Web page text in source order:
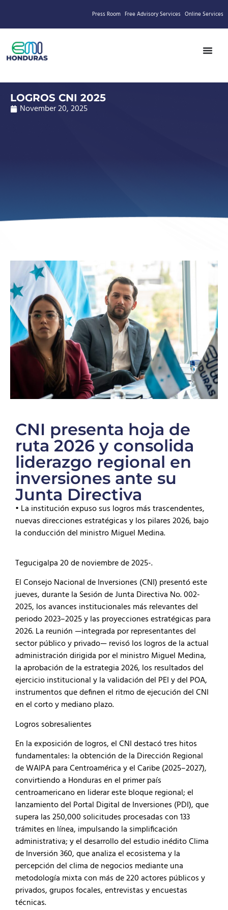
Press Room Free Advisory Services Online Services
LOGROS CNI 2025
November 20, 2025
CNI presenta hoja de
ruta 2026 y consolida
liderazgo regional en
inversiones ante su
Junta Directiva
• La institución expuso sus logros más trascendentes,
nuevas direcciones estratégicas y los pilares 2026, bajo
la conducción del ministro Miguel Medina.
Tegucigalpa 20 de noviembre de 2025-.
El Consejo Nacional de Inversiones (CNI) presentó este
jueves, durante la Sesión de Junta Directiva No. 002-
2025, los avances institucionales más relevantes del
periodo 2023–2025 y las proyecciones estratégicas para
2026. La reunión —integrada por representantes del
sector público y privado— revisó los logros de la actual
administración dirigida por el ministro Miguel Medina,
la aprobación de la estrategia 2026, los resultados del
ejercicio institucional y la validación del PEI y del POA,
instrumentos que definen el ritmo de ejecución del CNI
en el corto y mediano plazo.
Logros sobresalientes
En la exposición de logros, el CNI destacó tres hitos
fundamentales: la obtención de la Dirección Regional
de WAIPA para Centroamérica y el Caribe (2025–2027),
convirtiendo a Honduras en el primer país
centroamericano en liderar este bloque regional; el
lanzamiento del Portal Digital de Inversiones (PDI), que
supera las 250,000 solicitudes procesadas con 133
trámites en línea, impulsando la simplificación
administrativa; y el desarrollo del estudio inédito Clima
de Inversión 360, que analiza el ecosistema y la
percepción del clima de negocios mediante una
metodología mixta con más de 220 actores públicos y
privados, grupos focales, entrevistas y encuestas
técnicas.